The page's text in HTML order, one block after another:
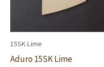
15SK Lime
Aduro 15SK Lime